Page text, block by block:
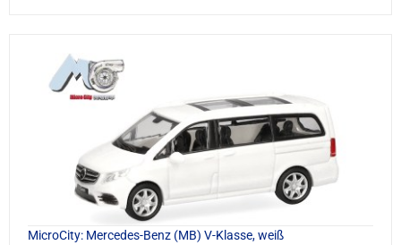
MicroCity: Mercedes-Benz (MB) V-Klasse, weiß